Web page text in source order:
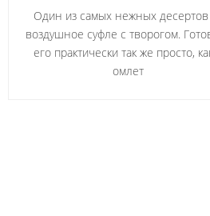
Один из самых нежных
воздушное суфле с творогом.
его практически так же просто,
омлет